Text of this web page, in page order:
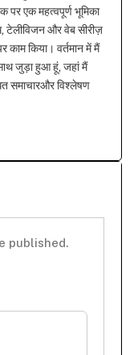
पर एक महत्वपूर्ण भूमिका
टेलीविजन और वेब सीरीज़
काम किया। वर्तमान में मैं
जुड़ा हुआ हूं, जहां मैं
समाचारऔर विश्लेषण
published.